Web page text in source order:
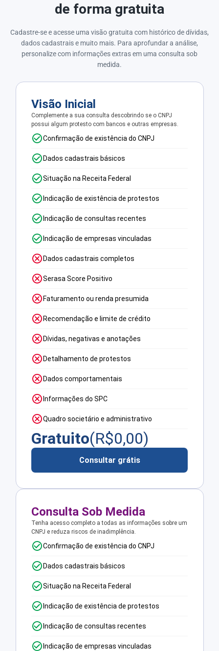
de forma gratuita
Cadastre-se e acesse uma visão gratuita com histórico de dívidas,
dados cadastrais e muito mais. Para aprofundar a análise,
personalize com informações extras em uma consulta sob
medida.
Visão Inicial
Complemente a sua consulta descobrindo se o CNPJ
possui algum protesto com bancos e outras empresas.
Confirmação de existência do CNPJ
Dados cadastrais básicos
Situação na Receita Federal
Indicação de existência de protestos
Indicação de consultas recentes
Indicação de empresas vinculadas
Dados cadastrais completos
Serasa Score Positivo
Faturamento ou renda presumida
Recomendação e limite de crédito
Dívidas, negativas e anotações
Detalhamento de protestos
Dados comportamentais
Informações do SPC
Quadro societário e administrativo
Gratuito(R$0,00)
Consultar grátis
Consulta Sob Medida
Tenha acesso completo a todas as informações sobre um
CNPJ e reduza riscos de inadimplência.
Confirmação de existência do CNPJ
Dados cadastrais básicos
Situação na Receita Federal
Indicação de existência de protestos
Indicação de consultas recentes
Indicação de empresas vinculadas